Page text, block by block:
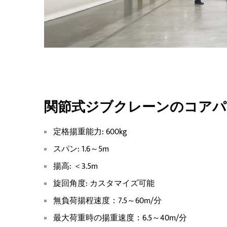
関節式ジブクレーンのコア
定格揚重能力: 600kg
スパン: 1.6～5m
揚高: ＜3.5m
旋回角度: カスタマイズ可能
無負荷揚程速度：7.5～60m/分
最大荷重時の揚重速度：6.5～40m/分